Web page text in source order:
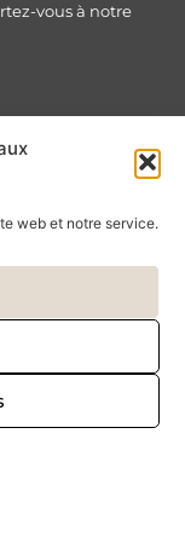
web et notre service.
vous à notre